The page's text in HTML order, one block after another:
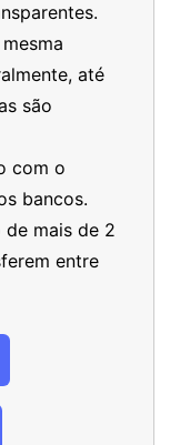
até
são
com o
bancos.
mais de 2
entre